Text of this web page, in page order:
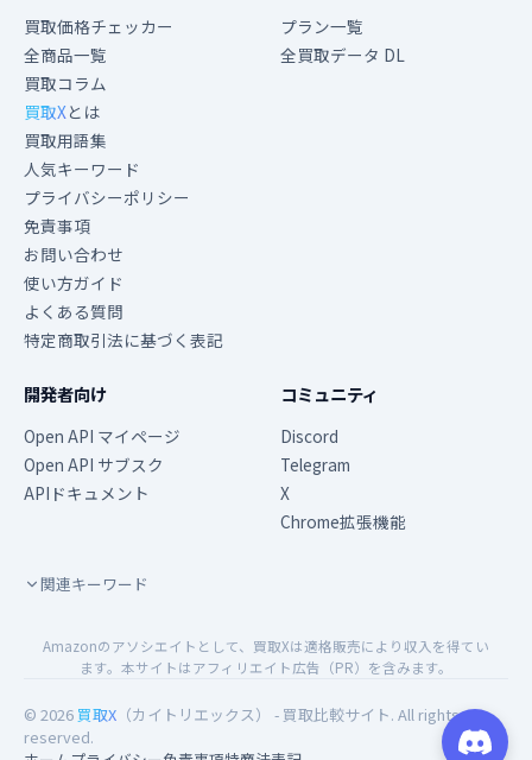
買取価格チェッカー
全商品一覧
買取コラム
買取Xとは
買取用語集
人気キーワード
プライバシーポリシー
免責事項
お問い合わせ
使い方ガイド
よくある質問
特定商取引法に基づく表記
プラン一覧
全買取データ DL
開発者向け
Open API マイページ
Open API サブスク
APIドキュメント
コミュニティ
Discord
Telegram
X
Chrome拡張機能
関連キーワード
Amazonのアソシエイトとして、買取Xは適格販売により収入を得てい
ます。本サイトはアフィリエイト広告（PR）を含みます。
© 2026 買取X （カイトリエックス） - 買取比較サイト. All rights
reserved.